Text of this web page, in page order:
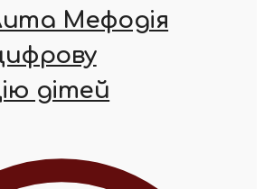
Мефодія
дітей